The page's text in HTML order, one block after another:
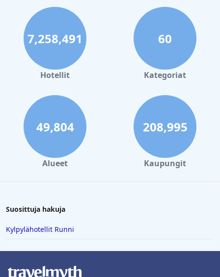
7,258,491
Hotellit
60
Kategoriat
49,804
Alueet
208,995
Kaupungit
Suosittuja hakuja
Kylpylähotellit Runni